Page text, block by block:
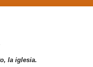
la iglesia.